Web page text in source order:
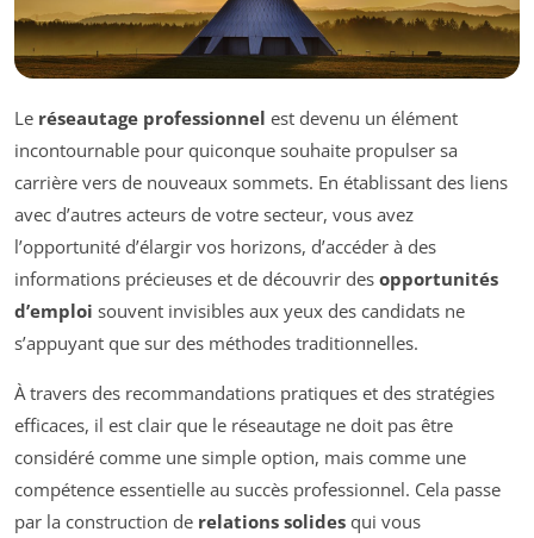
Le réseautage professionnel est devenu un élément
incontournable pour quiconque souhaite propulser sa
carrière vers de nouveaux sommets. En établissant des liens
avec d’autres acteurs de votre secteur, vous avez
l’opportunité d’élargir vos horizons, d’accéder à des
informations précieuses et de découvrir des opportunités
d’emploi souvent invisibles aux yeux des candidats ne
s’appuyant que sur des méthodes traditionnelles.
À travers des recommandations pratiques et des stratégies
efficaces, il est clair que le réseautage ne doit pas être
considéré comme une simple option, mais comme une
compétence essentielle au succès professionnel. Cela passe
par la construction de relations solides qui vous